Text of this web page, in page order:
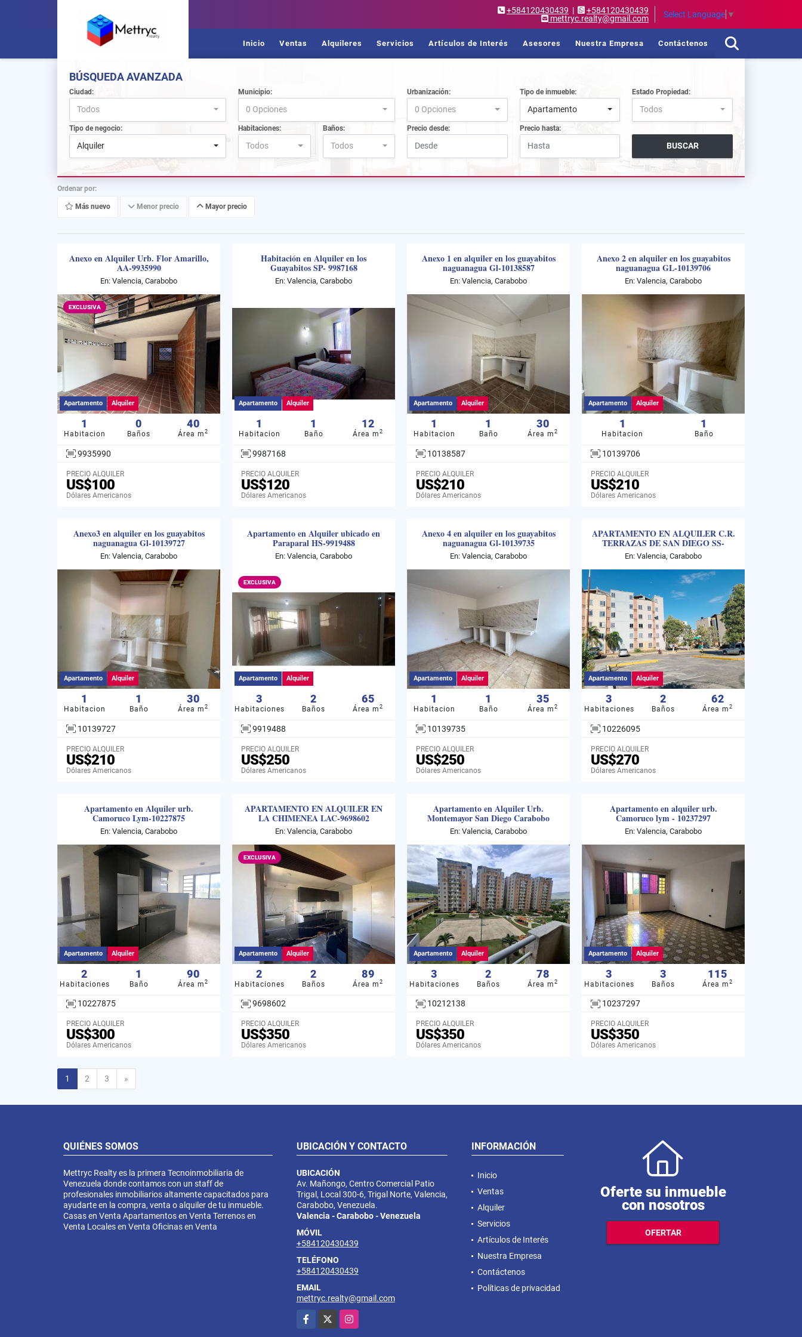
+584120430439 |
+584120430439
mettryc.realty@gmail.com
Select Language ▼
Inicio Ventas Alquileres Servicios Artículos de Interés Asesores Nuestra Empresa Contáctenos
BÚSQUEDA AVANZADA
Ciudad:
Todos
Municipio:
0 Opciones
Urbanización:
0 Opciones
Tipo de inmueble:
Apartamento
Estado Propiedad:
Todos
Tipo de negocio:
Alquiler
Habitaciones:
Todos
Baños:
Todos
Precio desde: Precio hasta:
BUSCAR
Ordenar por:
Más nuevo Menor precio Mayor precio
Anexo en Alquiler Urb. Flor Amarillo,
AA-9935990
En: Valencia, Carabobo
EXCLUSIVA
Apartamento Alquiler
1
Habitacion
0
Baños
40
Área m 2
9935990
PRECIO ALQUILER
US$100
Dólares Americanos
Habitación en Alquiler en los
Guayabitos SP- 9987168
En: Valencia, Carabobo
Apartamento Alquiler
1
Habitacion
1
Baño
12
Área m 2
9987168
PRECIO ALQUILER
US$120
Dólares Americanos
Anexo 1 en alquiler en los guayabitos
naguanagua Gl-10138587
En: Valencia, Carabobo
Apartamento Alquiler
1
Habitacion
1
Baño
30
Área m 2
10138587
PRECIO ALQUILER
US$210
Dólares Americanos
Anexo 2 en alquiler en los guayabitos
naguanagua GL-10139706
En: Valencia, Carabobo
Apartamento Alquiler
1
Habitacion
1
Baño
10139706
PRECIO ALQUILER
US$210
Dólares Americanos
Anexo3 en alquiler en los guayabitos
naguanagua Gl-10139727
En: Valencia, Carabobo
Apartamento Alquiler
1
Habitacion
1
Baño
30
Área m 2
10139727
PRECIO ALQUILER
US$210
Dólares Americanos
Apartamento en Alquiler ubicado en
Paraparal HS-9919488
En: Valencia, Carabobo
EXCLUSIVA
Apartamento Alquiler
3
Habitaciones
2
Baños
65
Área m 2
9919488
PRECIO ALQUILER
US$250
Dólares Americanos
Anexo 4 en alquiler en los guayabitos
naguanagua Gl-10139735
En: Valencia, Carabobo
Apartamento Alquiler
1
Habitacion
1
Baño
35
Área m 2
10139735
PRECIO ALQUILER
US$250
Dólares Americanos
APARTAMENTO EN ALQUILER C.R.
TERRAZAS DE SAN DIEGO SS-
10226095
En: Valencia, Carabobo
Apartamento Alquiler
3
Habitaciones
2
Baños
62
Área m 2
10226095
PRECIO ALQUILER
US$270
Dólares Americanos
Apartamento en Alquiler urb.
Camoruco Lym-10227875
En: Valencia, Carabobo
Apartamento Alquiler
2
Habitaciones
1
Baño
90
Área m 2
10227875
PRECIO ALQUILER
US$300
Dólares Americanos
APARTAMENTO EN ALQUILER EN
LA CHIMENEA LAC-9698602
En: Valencia, Carabobo
EXCLUSIVA
Apartamento Alquiler
2
Habitaciones
2
Baños
89
Área m 2
9698602
PRECIO ALQUILER
US$350
Dólares Americanos
Apartamento en Alquiler Urb.
Montemayor San Diego Carabobo
10212138
En: Valencia, Carabobo
Apartamento Alquiler
3
Habitaciones
2
Baños
78
Área m 2
10212138
PRECIO ALQUILER
US$350
Dólares Americanos
Apartamento en alquiler urb.
Camoruco lym - 10237297
En: Valencia, Carabobo
Apartamento Alquiler
3
Habitaciones
3
Baños
115
Área m 2
10237297
PRECIO ALQUILER
US$350
Dólares Americanos
1 2 3 »
QUIÉNES SOMOS
Mettryc Realty es la primera Tecnoinmobiliaria de
Venezuela donde contamos con un staff de
profesionales inmobiliarios altamente capacitados para
ayudarte en la compra, venta o alquiler de tu inmueble.
Casas en Venta Apartamentos en Venta Terrenos en
Venta Locales en Venta Oficinas en Venta
UBICACIÓN Y CONTACTO
UBICACIÓN
Av. Mañongo, Centro Comercial Patio
Trigal, Local 300-6, Trigal Norte, Valencia,
Carabobo, Venezuela.
Valencia - Carabobo - Venezuela
MÓVIL
+584120430439
TELÉFONO
+584120430439
EMAIL
mettryc.realty@gmail.com
Facebook
Instagram
INFORMACIÓN
Inicio
Ventas
Alquiler
Servicios
Artículos de Interés
Nuestra Empresa
Contáctenos
Políticas de privacidad
Oferte su inmueble
con nosotros
OFERTAR